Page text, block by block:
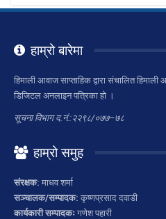
हाम्रो बारेमा
हिमाली आवाज साप्ताहिक द्वारा संचालित
डिजिटल अनलाइन पत्रिका हो ।
सूचना विभाग द.नं.:२२९८/०७७–७८
हाम्रो समुह
संरक्षक: माधव शर्मा
सञ्चालक/सम्पादक: कृष्णप्रसाद दवाडी
कार्यकारी सम्पादकः गणेश पहारी